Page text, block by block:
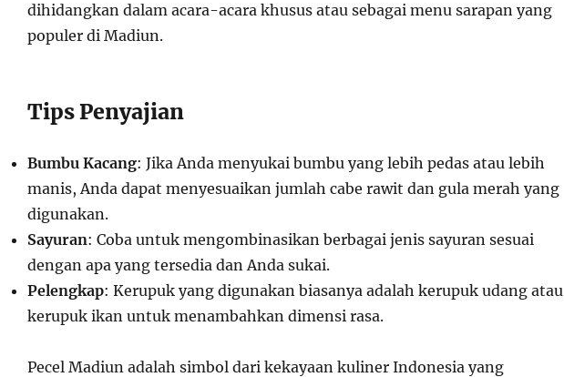
dihidangkan dalam acara-acara khusus atau sebagai menu sarapan yang
populer di Madiun.
Tips Penyajian
Bumbu Kacang: Jika Anda menyukai bumbu yang lebih pedas atau lebih
manis, Anda dapat menyesuaikan jumlah cabe rawit dan gula merah yang
digunakan.
Sayuran: Coba untuk mengombinasikan berbagai jenis sayuran sesuai
dengan apa yang tersedia dan Anda sukai.
Pelengkap: Kerupuk yang digunakan biasanya adalah kerupuk udang atau
kerupuk ikan untuk menambahkan dimensi rasa.
Pecel Madiun adalah simbol dari kekayaan kuliner Indonesia yang